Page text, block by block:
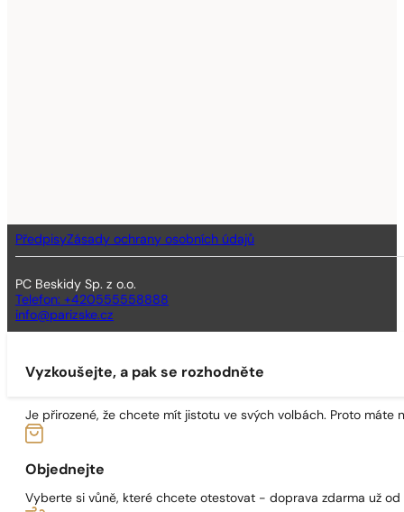
PředpisyZásady ochrany osobních údajů
PC Beskidy Sp. z o.o.
Telefon: +420555558888
info@parizske.cz
Vyzkoušejte, a pak se rozhodněte
Je přirozené, že chcete mít jistotu ve svých volbách. Proto máte
Objednejte
Vyberte si vůně, které chcete otestovat - doprava zdarma už